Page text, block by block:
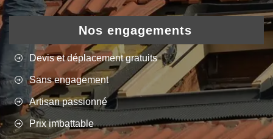
Nos engagements
Devis et déplacement gratuits
Sans engagement
Artisan passionné
Prix imbattable